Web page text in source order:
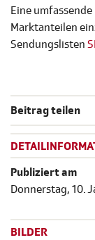
Eine
Marktanteilen
Sendungslisten
Beitrag teilen
Publiziert am
Donnerstag, 10.
BILDER